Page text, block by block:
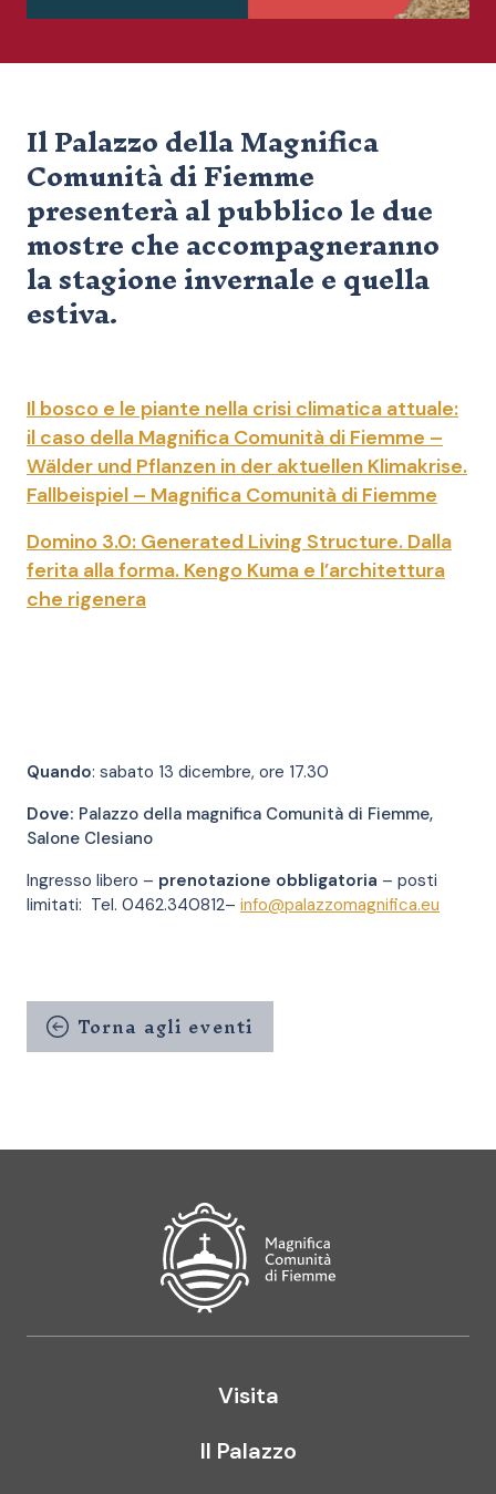
Il Palazzo della Magnifica
Comunità di Fiemme
presenterà al pubblico le due
mostre che accompagneranno
la stagione invernale e quella
estiva.
Il bosco e le piante nella crisi climatica attuale:
il caso della Magnifica Comunità di Fiemme –
Wälder und Pflanzen in der aktuellen Klimakrise.
Fallbeispiel – Magnifica Comunità di Fiemme
Domino 3.0: Generated Living Structure. Dalla
ferita alla forma. Kengo Kuma e l’architettura
che rigenera
Quando: sabato 13 dicembre, ore 17.30
Dove: Palazzo della magnifica Comunità di Fiemme,
Salone Clesiano
Ingresso libero – prenotazione obbligatoria – posti
limitati: Tel. 0462.340812– info@palazzomagnifica.eu
Torna agli eventi
Magnifica Comunità di Fiemme
Visita
Il Palazzo